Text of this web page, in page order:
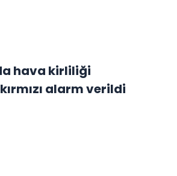
hava kirliliği
alarm verildi